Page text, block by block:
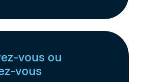
vous ou
vous